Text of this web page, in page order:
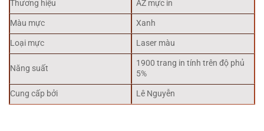
Thương hiệu
AZ mực in
Màu mực
Xanh
Loại mực
Laser màu
Năng suất
1900 trang in tính trên độ phủ
5%
Cung cấp bởi
Lê Nguyễn